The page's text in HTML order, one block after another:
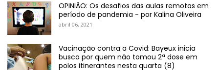
OPINIÃO: Os desafios das aulas remotas em
período de pandemia - por Kalina Oliveira
abril 06, 2021
Vacinação contra a Covid: Bayeux inicia
busca por quem não tomou 2ª dose em
polos itinerantes nesta quarta (8)